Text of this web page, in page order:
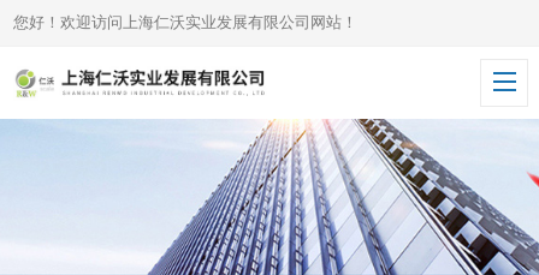
您好！欢迎访问上海仁沃实业发展有限公司网站！